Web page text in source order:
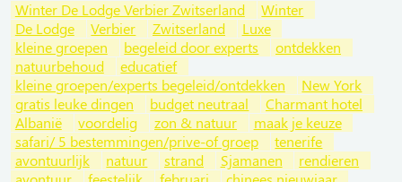
Winter De Lodge Verbier Zwitserland
Winter
De Lodge
Verbier Zwitserland
Luxe
kleine groepen
begeleid door experts
ontdekken
natuurbehoud
educatief
kleine groepen/experts begeleid/ontdekken
New York
gratis leuke dingen
budget neutraal
Charmant hotel
Albanië
voordelig zon & natuur
maak je keuze
safari/ 5 bestemmingen/prive-of groep
tenerife
avontuurlijk
natuur strand Sjamanen
rendieren